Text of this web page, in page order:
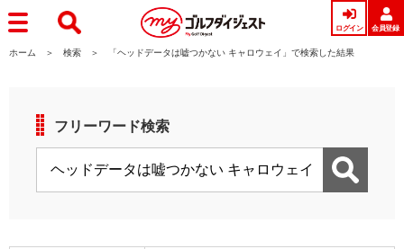
ログイン 会員登録
ホーム 検索 「ヘッドデータは嘘つかない キャロウェイ」で検索した結果
フリーワード検索